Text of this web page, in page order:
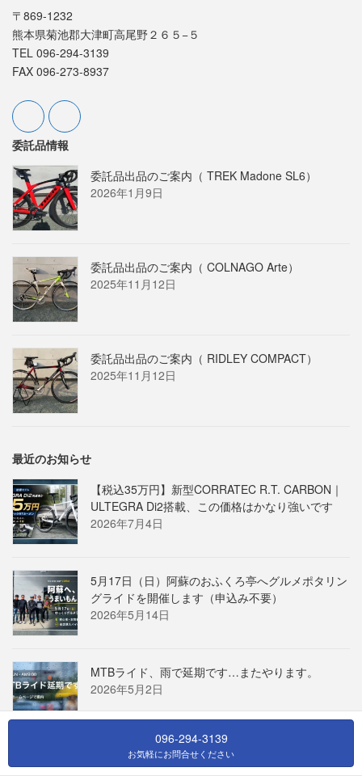
〒869-1232
熊本県菊池郡大津町高尾野２６５−５
TEL 096-294-3139
FAX 096-273-8937
委託品情報
委託品出品のご案内（ TREK Madone SL6）
2026年1月9日
委託品出品のご案内（ COLNAGO Arte）
2025年11月12日
委託品出品のご案内（ RIDLEY COMPACT）
2025年11月12日
最近のお知らせ
【税込35万円】新型CORRATEC R.T. CARBON｜
ULTEGRA Di2搭載、この価格はかなり強いです
2026年7月4日
5月17日（日）阿蘇のおふくろ亭へグルメポタリン
グライドを開催します（申込み不要）
2026年5月14日
MTBライド、雨で延期です…またやります。
2026年5月2日
096-294-3139
お気軽にお問合せください